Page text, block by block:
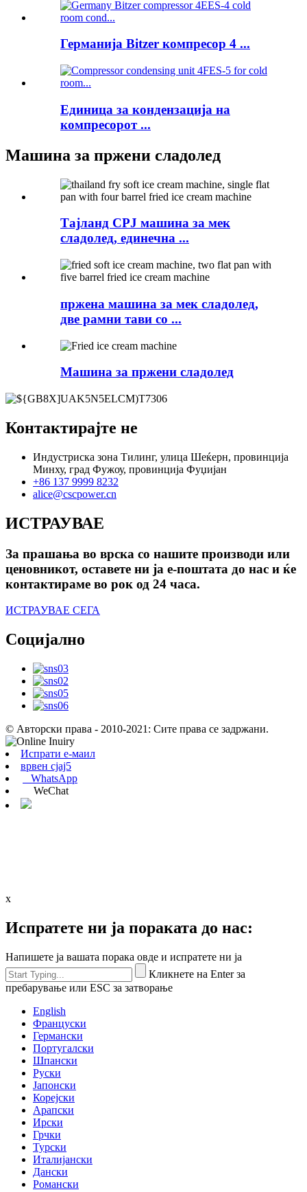
Германија Bitzer компресор 4 ...
Единица за кондензација на
компресорот ...
Машина за пржени сладолед
Тајланд СРЈ машина за мек
сладолед, единечна ...
пржена машина за мек сладолед,
две рамни тави со ...
Машина за пржени сладолед
Контактирајте не
Индустриска зона Тилинг, улица Шеќерн, провинција
Минху, град Фужоу, провинција Фуџијан
+86 137 9999 8232
alice@cscpower.cn
ИСТРАУВАЕ
За прашања во врска со нашите производи или
ценовникот, оставете ни ја е-поштата до нас и ќе
контактираме во рок од 24 часа.
ИСТРАУВАЕ СЕГА
Социјално
© Авторски права - 2010-2021: Сите права се задржани.
Испрати е-маил
врвен сјај5
WhatsApp
WeChat
x
Испратете ни ја пораката до нас:
Напишете ја вашата порака овде и испратете ни ја
Кликнете на Enter за
пребарување или ESC за затворање
English
Француски
Германски
Португалски
Шпански
Руски
Јапонски
Корејски
Арапски
Ирски
Грчки
Турски
Италијански
Дански
Романски